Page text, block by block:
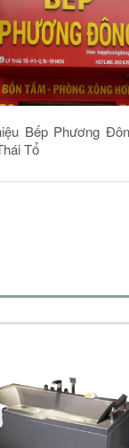
Daros HT-20:
làm từ các
45 độ C
được dẫn
Daros HT-20giúp
hơi nước có